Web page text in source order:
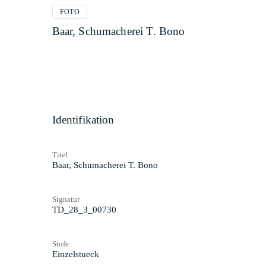
FOTO
Baar, Schumacherei T. Bono
Identifikation
Titel
Baar, Schumacherei T. Bono
Signatur
TD_28_3_00730
Stufe
Einzelstueck